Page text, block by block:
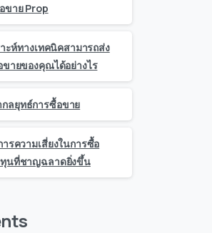
ขาย Prop
ะห์ทางเทคนิคสามารถส่ง
ขายของคุณได้อย่างไร
ลยุทธ์การซื้อขาย
รความเสี่ยงในการซื้อ
นที่ชาญฉลาดยิ่งขึ้น